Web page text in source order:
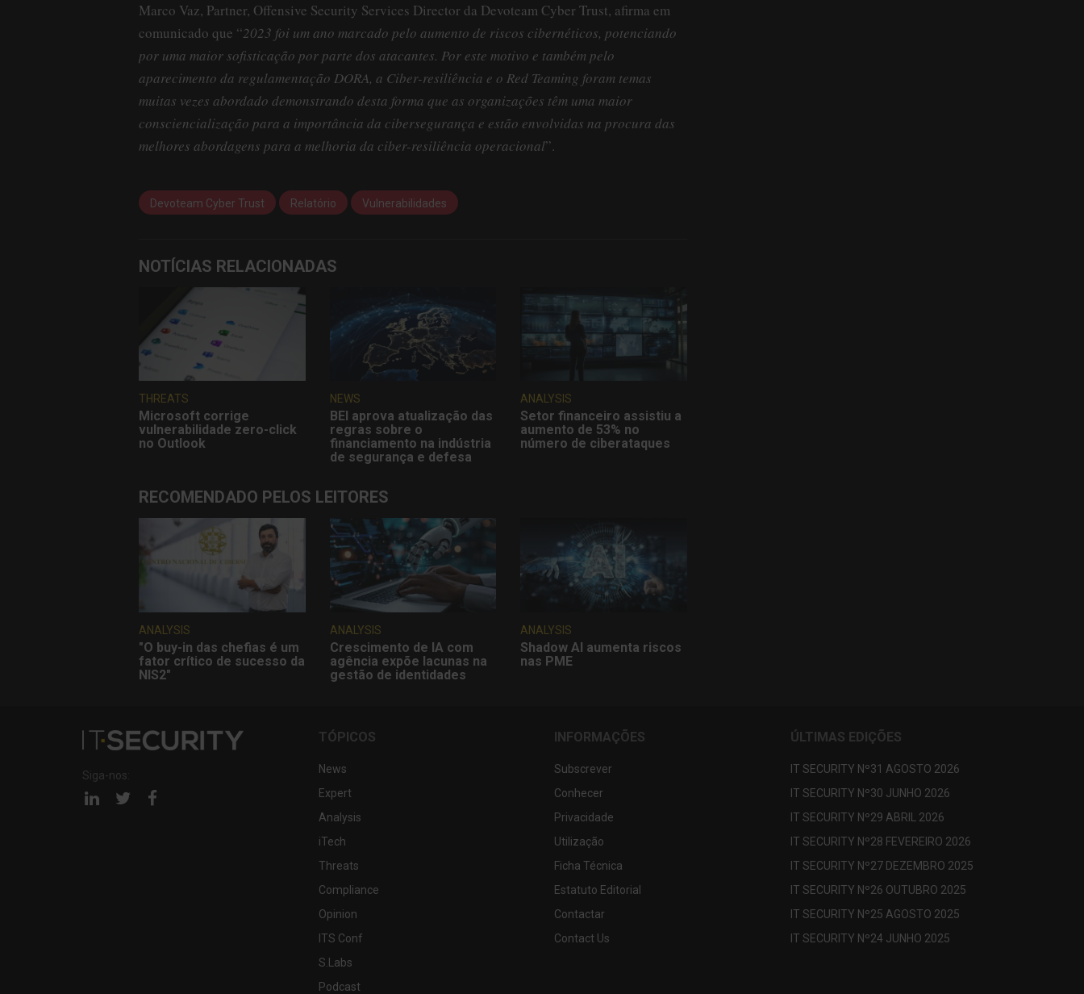
Marco Vaz, Partner, Offensive Security Services Director da Devoteam Cyber Trust, afirma em
comunicado que “2023 foi um ano marcado pelo aumento de riscos cibernéticos, potenciando
por uma maior sofisticação por parte dos atacantes. Por este motivo e também pelo
aparecimento da regulamentação DORA, a Ciber-resiliência e o Red Teaming foram temas
muitas vezes abordado demonstrando desta forma que as organizações têm uma maior
consciencialização para a importância da cibersegurança e estão envolvidas na procura das
melhores abordagens para a melhoria da ciber-resiliência operacional”.
Devoteam Cyber Trust Relatório Vulnerabilidades
NOTÍCIAS RELACIONADAS
THREATS
Microsoft corrige
vulnerabilidade zero-click
no Outlook
NEWS
BEI aprova atualização das
regras sobre o
financiamento na indústria
de segurança e defesa
ANALYSIS
Setor financeiro assistiu a
aumento de 53% no
número de ciberataques
RECOMENDADO PELOS LEITORES
ANALYSIS
"O buy-in das chefias é um
fator crítico de sucesso da
NIS2"
ANALYSIS
Crescimento de IA com
agência expõe lacunas na
gestão de identidades
ANALYSIS
Shadow AI aumenta riscos
nas PME
Siga-nos:
Página Página
TÓPICOS
News
Expert
Analysis
iTech
Threats
Compliance
Opinion
ITS Conf
S.Labs
Podcast
INFORMAÇÕES
Subscrever
Conhecer
Privacidade
Utilização
Ficha Técnica
Estatuto Editorial
Contactar
Contact Us
ÚLTIMAS EDIÇÕES
IT SECURITY Nº31 AGOSTO 2026
IT SECURITY Nº30 JUNHO 2026
IT SECURITY Nº29 ABRIL 2026
IT SECURITY Nº28 FEVEREIRO 2026
IT SECURITY Nº27 DEZEMBRO 2025
IT SECURITY Nº26 OUTUBRO 2025
IT SECURITY Nº25 AGOSTO 2025
IT SECURITY Nº24 JUNHO 2025